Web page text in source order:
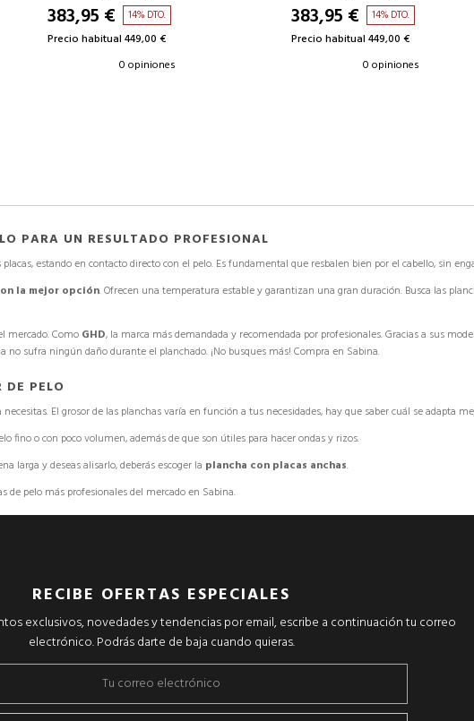
383,95 € 14% DTO.
Precio habitual 449,00 €
0 opiniones
383,95 € 14% DTO.
Precio habitual 449,00 €
0 opiniones
PARA UN RESULTADO PROFESIONAL
estando en contacto directo con el pelo. Es fundamental que resbalen bien por el cabello, sin
la mejor opción.Ofrecen una temperatura estable y garantizan una gran duración. Busca las
mercado. Como GHD, la marca más demandada y recomendada por profesionales. Gracias a sus
sufra ningún daño durante el planchado. ¡No busques más! Compra en Sabina.
PELO
El grosor de las planchas varía en función a tus necesidades, hay que saber cuál se adapta
fino o con poco volumen, además de que son útiles para hacer ondas y rizos.
larga y deseas alisarlo, deberás escoger la plancha con placas anchas.
de pelo más profesionales del mercado en Sabina.
RECIBE OFERTAS ESPECIALES
exclusivos, novedades y tendencias por email, escribe a continuación tu correo
electrónico. Podrás darte de baja cuando quieras.